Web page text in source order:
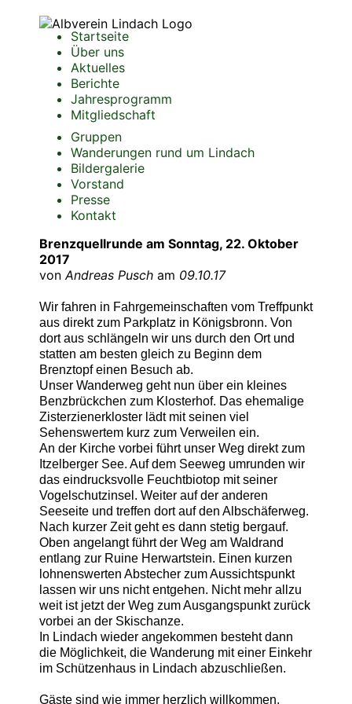
Startseite
Über uns
Aktuelles
Berichte
Jahresprogramm
Mitgliedschaft
Gruppen
Wanderungen rund um Lindach
Bildergalerie
Vorstand
Presse
Kontakt
Brenzquellrunde am Sonntag, 22. Oktober
2017
vonAndreas Pusch am 09.10.17
Wir fahren in Fahrgemeinschaften vom Treffpunkt
aus direkt zum Parkplatz in Königsbronn. Von
dort aus schlängeln wir uns durch den Ort und
statten am besten gleich zu Beginn dem
Brenztopf einen Besuch ab.
Unser Wanderweg geht nun über ein kleines
Benzbrückchen zum Klosterhof. Das ehemalige
Zisterzienerkloster lädt mit seinen viel
Sehenswertem kurz zum Verweilen ein.
An der Kirche vorbei führt unser Weg direkt zum
Itzelberger See. Auf dem Seeweg umrunden wir
das eindrucksvolle Feuchtbiotop mit seiner
Vogelschutzinsel. Weiter auf der anderen
Seeseite und treffen dort auf den Albschäferweg.
Nach kurzer Zeit geht es dann stetig bergauf.
Oben angelangt führt der Weg am Waldrand
entlang zur Ruine Herwartstein. Einen kurzen
lohnenswerten Abstecher zum Aussichtspunkt
lassen wir uns nicht entgehen. Nicht mehr allzu
weit ist jetzt der Weg zum Ausgangspunkt zurück
vorbei an der Skischanze.
In Lindach wieder angekommen besteht dann
die Möglichkeit, die Wanderung mit einer Einkehr
im Schützenhaus in Lindach abzuschließen.
Gäste sind wie immer herzlich willkommen.